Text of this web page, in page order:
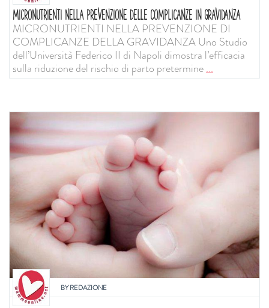
MICRONUTRIENTI NELLA PREVENZIONE DELLE COMPLICANZE IN GRAVIDANZA
MICRONUTRIENTI NELLA PREVENZIONE DI
COMPLICANZE DELLA GRAVIDANZA Uno Studio
dell’Università Federico II di Napoli dimostra l’efficacia
sulla riduzione del rischio di parto pretermine...
BYREDAZIONE